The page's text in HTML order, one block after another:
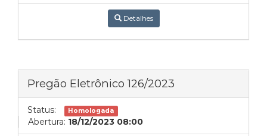
Detalhes
Pregão Eletrônico 126/2023
Status: Homologada
Abertura: 18/12/2023 08:00